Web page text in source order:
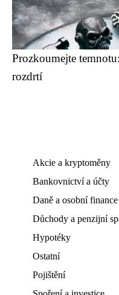
Prozkoumejte
rozdrtí
Akcie a kryptoměny
Bankovnictví a účty
Daně a osobní finance
Důchody a penzijní
Hypotéky
Ostatní
Pojištění